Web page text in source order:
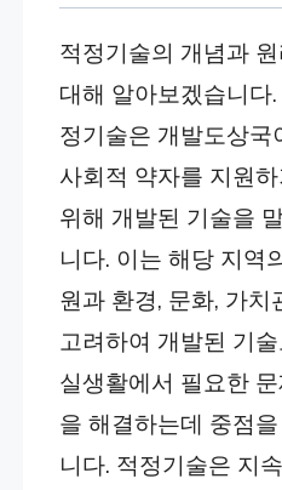
적정기술의 개념과
대해 알아보겠습니다.
정기술은 개발도상국
사회적 약자를 지원하
위해 개발된 기술을
니다. 이는 해당 지역
원과 환경, 문화, 가치
고려하여 개발된 기술
실생활에서 필요한
을 해결하는데 중점
니다. 적정기술은 지